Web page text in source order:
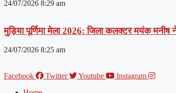
24/07/2026 8:29 am
मुड़िया पूर्णिमा मेला 2026: जिला कलक्टर मयंक मनीष
24/07/2026 8:25 am
Facebook Twitter Youtube
Instagram